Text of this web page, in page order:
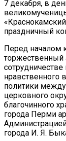
7 декабря, в
праздничный
Перед началом
торжественный
нравственного
политики
церковного
благочинного
города Перми
города И. Я.